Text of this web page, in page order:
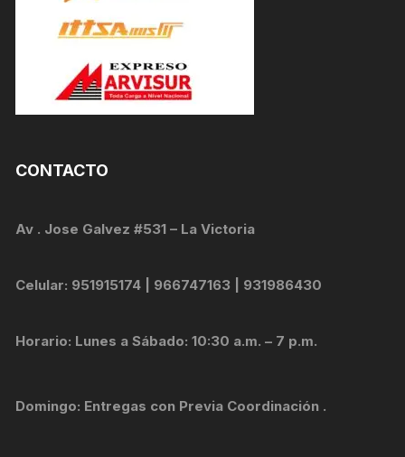
CONTACTO
Av . Jose Galvez #531 – La Victoria
Celular: 951915174 | 966747163 | 931986430
Horario: Lunes a Sábado: 10:30 a.m. – 7 p.m.
Domingo: Entregas con Previa Coordinación .